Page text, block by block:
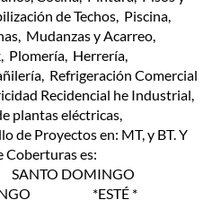
de Techos, Piscina,
Mudanzas y Acarreo,
Plomería, Herrería,
Refrigeración Comercial
Recidencial he Industrial,
plantas eléctricas,
de Proyectos en: MT, y BT. Y
de Coberturas es:
SANTO DOMINGO
*ESTÉ *